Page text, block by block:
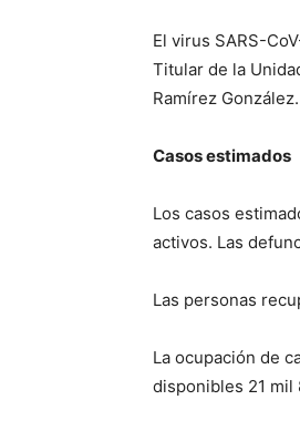
El virus SARS-
Titular de la
Ramírez González.
Casos estimados
Los casos
activos. Las
Las personas
La ocupación de
disponibles 21 mil